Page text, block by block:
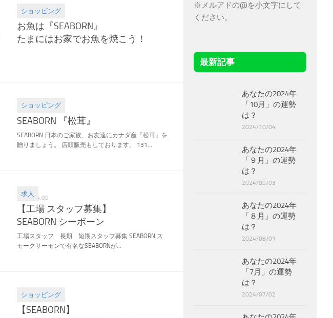
ショッピング
2020.02.02
お魚は『SEABORN』
たまにはお家でお魚を焼こう！
ショッピング
2019.09.12
SEABORN 『松茸』
SEABORN 日本のご家族、お友達にカナダ産『松茸』を
贈りましょう。 店頭販売もしております。 131...
求人
2019.04.09
【工場 スタッフ募集】
SEABORN シーボーン
工場スタッフ 長期 短期スタッフ募集 SEABORN ス
モークサーモンで有名なSEABORNが...
ショッピング
2018.11.20
【SEABORN】
※メルアドの@を小文字にして
ください。
最新記事
あなたの2024年
「10月」の運勢
は？
2024/10/04
あなたの2024年
「９月」の運勢
は？
2024/09/03
あなたの2024年
「８月」の運勢
は？
2024/08/01
あなたの2024年
「7月」の運勢
は？
2024/07/02